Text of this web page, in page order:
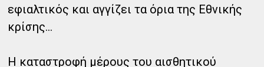
εφιαλτικός και αγγίζει τα όρια της Εθνικής
κρίσης...
Η καταστροφή μέρους του αισθητικού